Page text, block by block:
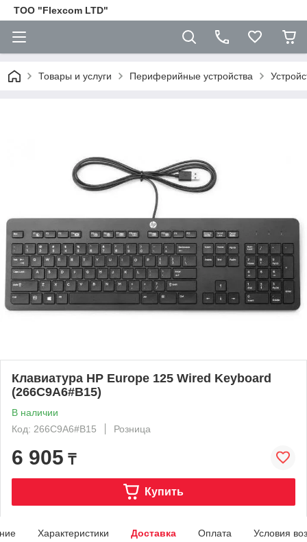
ТОО "Flexcom LTD"
Товары и услуги Периферийные устройства
Клавиатура HP Europe 125 Wired Keyboard
(266C9A6#B15)
В наличии
Код: 266C9A6#B15
Розница
6 905 ₸
Купить
Характеристики Доставка Оплата Условия